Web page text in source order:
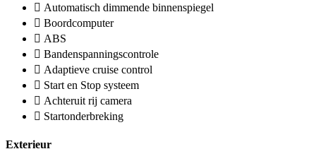
Automatisch dimmende binnenspiegel
Boordcomputer
ABS
Bandenspanningscontrole
Adaptieve cruise control
Start en Stop systeem
Achteruit rij camera
Startonderbreking
Exterieur